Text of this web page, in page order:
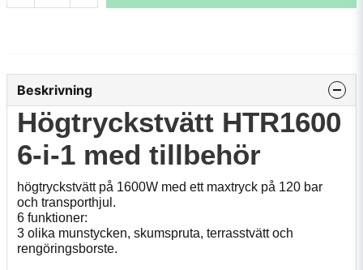
Beskrivning
Högtryckstvätt HTR1600
6-i-1 med tillbehör
högtryckstvätt på 1600W med ett maxtryck på 120 bar
och transporthjul.
6 funktioner:
3 olika munstycken, skumspruta, terrasstvätt och
rengöringsborste.